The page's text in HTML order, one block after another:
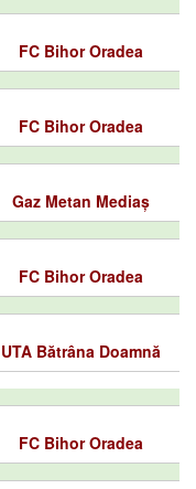
FC Bihor Oradea
FC Bihor Oradea
Gaz Metan Mediaș
FC Bihor Oradea
UTA Bătrâna Doamnă
FC Bihor Oradea